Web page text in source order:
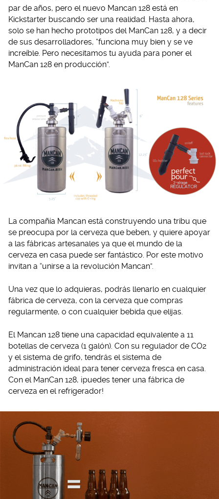
par de años, pero el nuevo Mancan 128 está en
Kickstarter buscando ser una realidad. Hasta ahora,
solo se han hecho prototipos del ManCan 128, y a decir
de sus desarrolladores, “funciona muy bien y se ve
increíble. Pero necesitamos tu ayuda para poner el
ManCan 128 en producción”.
La compañía Mancan está construyendo una tribu que
se preocupa por la cerveza que beben, y quiere apoyar
a las fábricas artesanales ya que el mundo de la
cerveza en casa puede ser fantástico. Por este motivo
invitan a “unirse a la revolución Mancan”.
Una vez que lo adquieras, podrás llenarlo en cualquier
fábrica de cerveza, con la cerveza que compras
regularmente, o con cualquier bebida que elijas.
El Mancan 128 tiene una capacidad equivalente a 11
botellas de cerveza (1 galón). Con su regulador de CO2
y el sistema de grifo, tendrás el sistema de
administración ideal para tener cerveza fresca en casa.
Con el ManCan 128, ¡puedes tener una fábrica de
cerveza en el refrigerador!